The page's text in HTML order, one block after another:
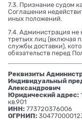
7.3. Признание судом
Соглашения
иных положений.
7.4. Администрация не
третьих лиц (включая
службы доставки),
обязательств перед
Реквизиты
Индивидуальный
Александрович
Юридический адрес:
кв.901
ИНН: 773720376006
ОГРНИП: